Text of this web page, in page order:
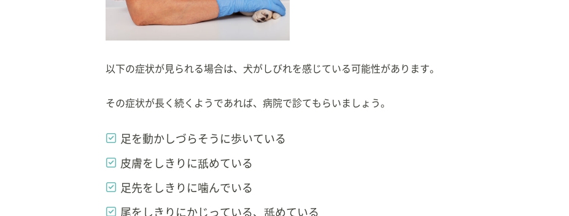
以下の症状が見られる場合は、犬がしびれを感じている可能性があります。
その症状が長く続くようであれば、病院で診てもらいましょう。
足を動かしづらそうに歩いている
皮膚をしきりに舐めている
足先をしきりに噛んでいる
尾をしきりにかじっている、舐めている